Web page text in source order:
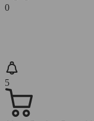
0
5